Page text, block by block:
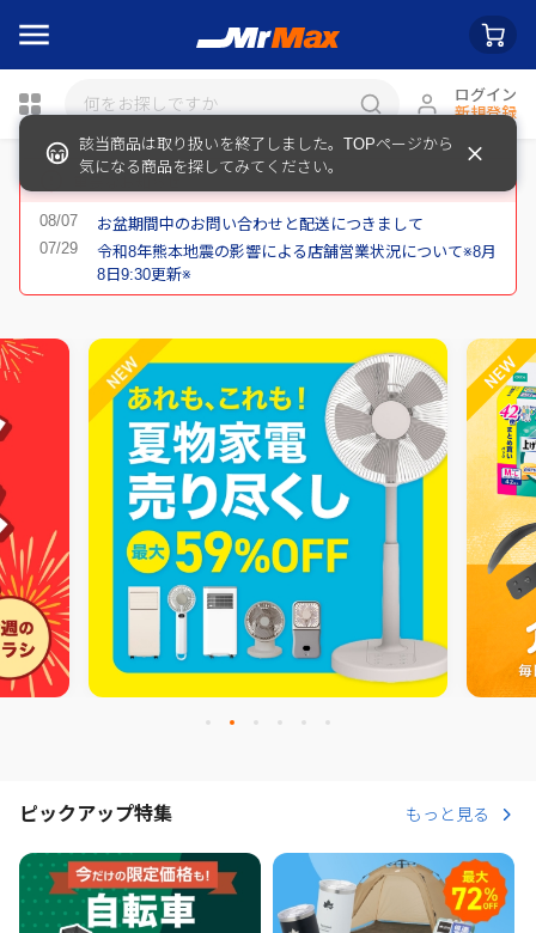
ログイン
新規登録
お盆期間中のお問い合わせと配送につきまして
令和8年熊本地震の影響による店舗営業状況について※8月
8日9:30更新※
ピックアップ特集 もっと見る